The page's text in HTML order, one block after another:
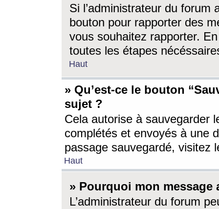
Si l’administrateur du forum
bouton pour rapporter des
vous souhaitez rapporter.
toutes les étapes
Haut
» Qu’est-ce le bouton
sujet ?
Cela autorise à sauvegarder
complétés et envoyés à une
passage sauvegardé, visitez
Haut
» Pourquoi mon message
L’administrateur du forum